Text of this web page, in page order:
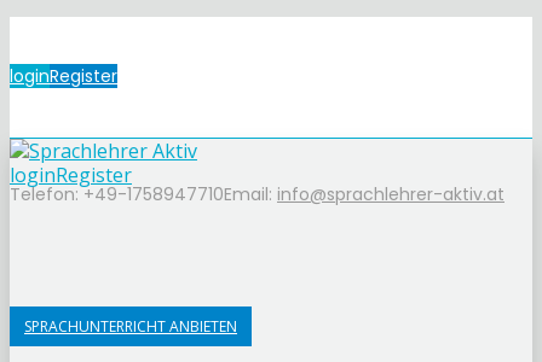
loginRegister
Telefon: +49-1758947710Email: info@sprachlehrer-aktiv.at
loginRegister
SPRACHUNTERRICHT ANBIETEN